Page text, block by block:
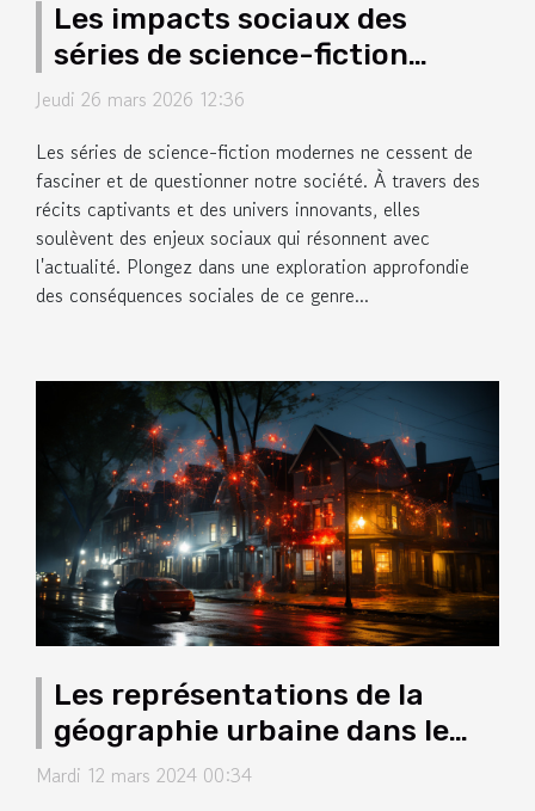
Les impacts sociaux des
séries de science-fiction
modernes
Jeudi 26 mars 2026 12:36
Les séries de science-fiction modernes ne cessent de
fasciner et de questionner notre société. À travers des
récits captivants et des univers innovants, elles
soulèvent des enjeux sociaux qui résonnent avec
l'actualité. Plongez dans une exploration approfondie
des conséquences sociales de ce genre...
Les représentations de la
géographie urbaine dans le
cinéma moderne
Mardi 12 mars 2024 00:34